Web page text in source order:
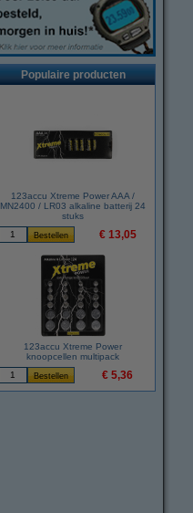
Populaire producten
123accu Xtreme Power AAA /
MN2400 / LR03 alkaline batterij 24
stuks
€ 13,05
123accu Xtreme Power
knoopcellen multipack
€ 5,36